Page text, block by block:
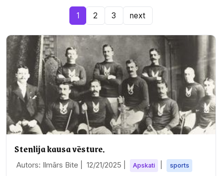
1 2 3 next
Stenlija kausa vēsture.
Autors: Ilmārs Bite | 12/21/2025 Apskati sports